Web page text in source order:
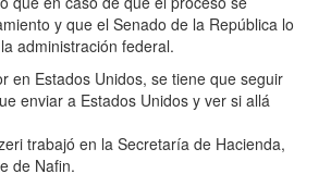
y que el Senado de la República lo
administración federal.
en Estados Unidos, se tiene que seguir
enviar a Estados Unidos y ver si allá
trabajó en la Secretaría de Hacienda,
de Nafin.